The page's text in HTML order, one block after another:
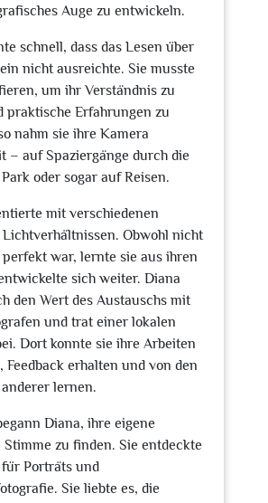
Auge zu entwickeln.
schnell, dass das Lesen über
nicht ausreichte. Sie musste
um ihr Verständnis zu
praktische Erfahrungen zu
nahm sie ihre Kamera
– auf Spaziergänge durch die
oder sogar auf Reisen.
mit verschiedenen
Obwohl nicht
perfekt war, lernte sie aus ihren
sich weiter. Diana
den Wert des Austauschs mit
und trat einer lokalen
Dort konnte sie ihre Arbeiten
Feedback erhalten und von den
lernen.
Diana, ihre eigene
zu finden. Sie entdeckte
Porträts und
Sie liebte es, die